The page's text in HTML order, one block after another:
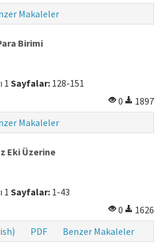
Makaleler
Birimi
1 Sayfalar: 128-151
0
1897
Makaleler
Eki Üzerine
1 Sayfalar: 1-43
0
1626
PDF Benzer Makaleler